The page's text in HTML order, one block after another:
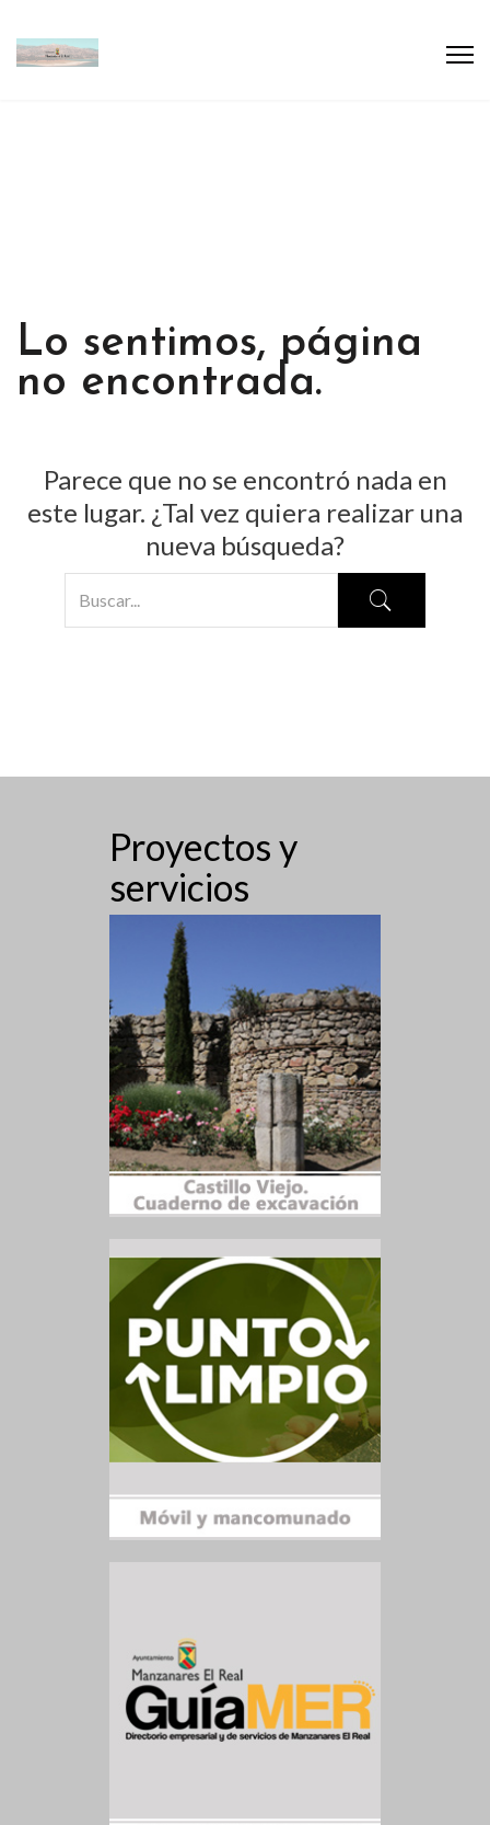
Lo sentimos, página
no encontrada.
Parece que no se encontró nada en
este lugar. ¿Tal vez quiera realizar una
nueva búsqueda?
Proyectos y
servicios